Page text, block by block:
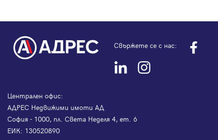
Свържете се с нас:
Централен офис:
АДРЕС Недвижими имоти АД
София - 1000, пл. Света Неделя 4, ет. 6
ЕИК: 130520890